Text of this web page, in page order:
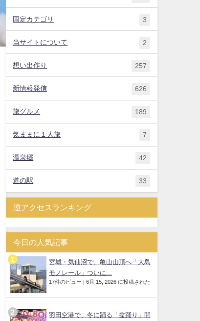
固定カテゴリ 3
当サイトについて 2
想い出作り 257
新情報発信 626
旅グルメ 189
気ままに１人旅 7
温泉郷 42
道の駅 33
逆アクセスランキング
今日の人気記事
宮城・気仙沼で、亀山山頂へ「大島
モノレール」ついに...
17件のビュー | 6月 15, 2026 に投稿された
羽田空港で、冬に踊る「盆踊り」開